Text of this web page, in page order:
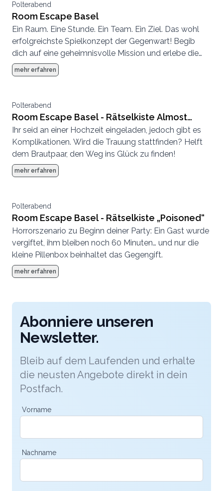
Polterabend
Room Escape Basel
Ein Raum. Eine Stunde. Ein Team. Ein Ziel. Das wohl
erfolgreichste Spielkonzept der Gegenwart! Begib
dich auf eine geheimnisvolle Mission und erlebe die
kürzeste Stunde deines Lebens in einer
atemberaubenden Kulisse!
mehr erfahren
Polterabend
Room Escape Basel - Rätselkiste Almost
Married
Ihr seid an einer Hochzeit eingeladen, jedoch gibt es
Komplikationen. Wird die Trauung stattfinden? Helft
dem Brautpaar, den Weg ins Glück zu finden!
mehr erfahren
Polterabend
Room Escape Basel - Rätselkiste „Poisoned“
Horrorszenario zu Beginn deiner Party: Ein Gast wurde
vergiftet, ihm bleiben noch 60 Minuten… und nur die
kleine Pillenbox beinhaltet das Gegengift.
mehr erfahren
Abonniere unseren
Newsletter.
Bleib auf dem Laufenden und erhalte
die neusten Angebote direkt in dein
Postfach.
Vorname
Nachname